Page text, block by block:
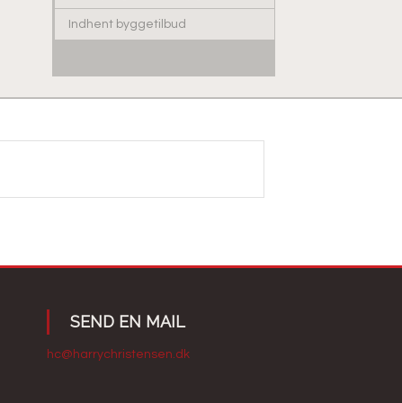
Indhent byggetilbud
​SEND EN MAIL
hc@harrychristensen.dk